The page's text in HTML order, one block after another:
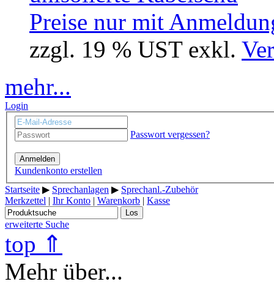
Preise nur mit
zzgl. 19 % UST exkl.
mehr...
Login
Passwort vergessen?
Anmelden
Kundenkonto erstellen
Startseite ▶ Sprechanlagen ▶ Sprechanl.-Zubehör
Merkzettel
Ihr Konto Warenkorb Kasse
Los
erweiterte Suche
top ⇑
Mehr über...